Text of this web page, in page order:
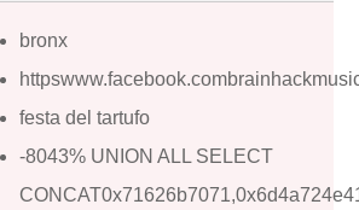
bronx
festa del tartufo
-8043% UNION ALL SELECT